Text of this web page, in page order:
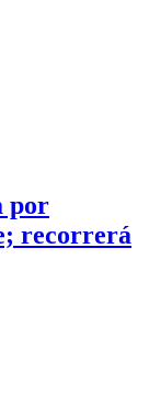
por
recorrerá